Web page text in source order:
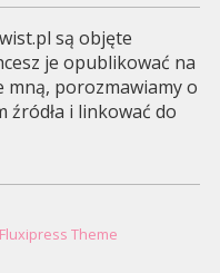
są objęte
je opublikować na
porozmawiamy o
źródła i linkować do
Fluxipress Theme